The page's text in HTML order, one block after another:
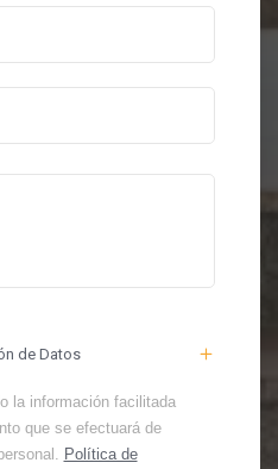
de Datos
la información facilitada
que se efectuará de
Política de